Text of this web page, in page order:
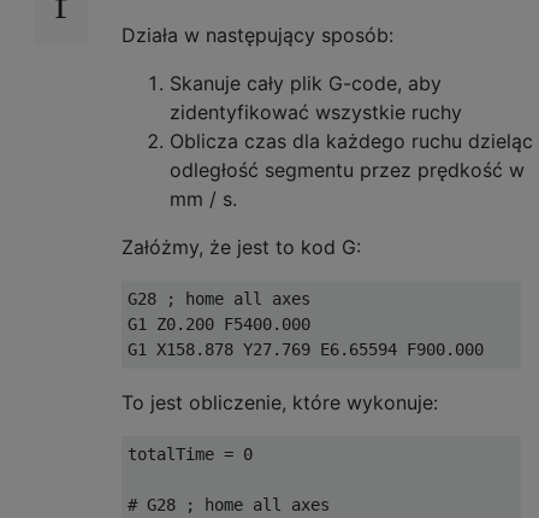
Działa w następujący sposób:
Skanuje cały plik G-code, aby
zidentyfikować wszystkie ruchy
Oblicza czas dla każdego ruchu dzieląc
odległość segmentu przez prędkość w
mm / s.
Załóżmy, że jest to kod G:
G28 ; home all axes
G1 Z0.200 F5400.000
To jest obliczenie, które wykonuje:
totalTime = 0
# G28 ; home all axes